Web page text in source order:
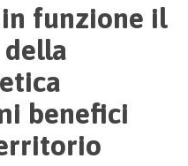
in funzione il
benefici